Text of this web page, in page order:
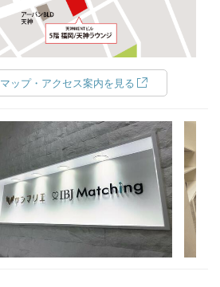
マップ・アクセス案内を見る